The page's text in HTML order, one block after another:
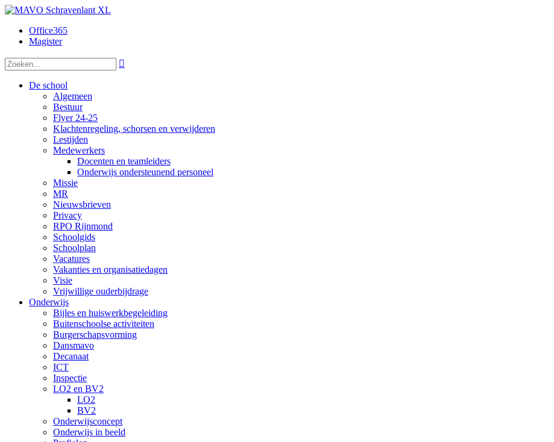
Office365
Magister

De school
Algemeen
Bestuur
Flyer 24-25
Klachtenregeling, schorsen en verwijderen
Lestijden
Medewerkers
Docenten en teamleiders
Onderwijs ondersteunend personeel
Missie
MR
Nieuwsbrieven
Privacy
RPO Rijnmond
Schoolgids
Schoolplan
Vacatures
Vakanties en organisatiedagen
Visie
Vrijwillige ouderbijdrage
Onderwijs
Bijles en huiswerkbegeleiding
Buitenschoolse activiteiten
Burgerschapsvorming
Dansmavo
Decanaat
ICT
Inspectie
LO2 en BV2
LO2
BV2
Onderwijsconcept
Onderwijs in beeld